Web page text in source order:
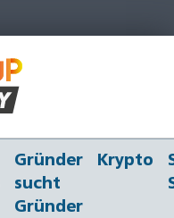
Gründer
sucht
Gründer
Krypto